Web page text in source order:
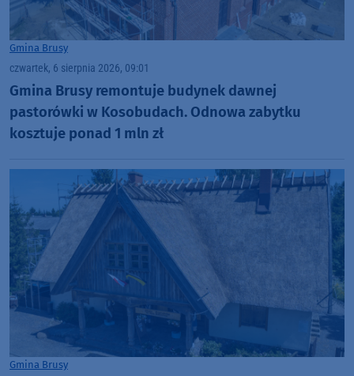
Gmina Brusy
czwartek, 6 sierpnia 2026, 09:01
Gmina Brusy remontuje budynek dawnej
pastorówki w Kosobudach. Odnowa zabytku
kosztuje ponad 1 mln zł
Gmina Brusy